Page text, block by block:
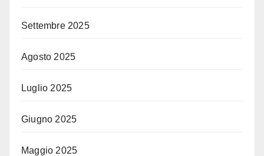
Settembre 2025
Agosto 2025
Luglio 2025
Giugno 2025
Maggio 2025